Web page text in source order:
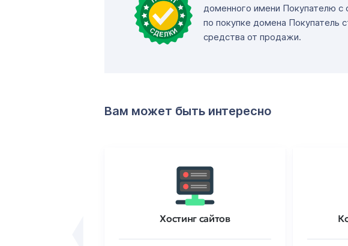
доменного имени Покупателю с
по покупке домена Покупатель
средства от продажи.
Вам может быть интересно
Хостинг сайтов